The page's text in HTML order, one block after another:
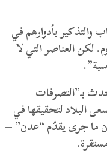
بأدوارهم في
لكن العناصر التي لا
بـ”التصرفات
البلاد لتحقيقها في
أن ما جرى يقدّم “عدن” –